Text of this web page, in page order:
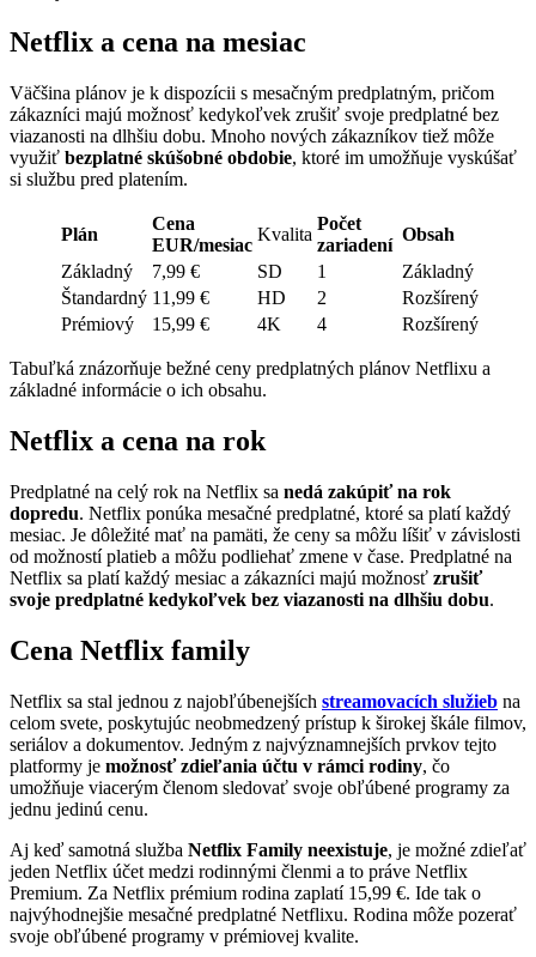
Netflix a cena na mesiac
Väčšina plánov je k dispozícii s mesačným predplatným, pričom
zákazníci majú možnosť kedykoľvek zrušiť svoje predplatné bez
viazanosti na dlhšiu dobu. Mnoho nových zákazníkov tiež môže
využiť bezplatné skúšobné obdobie, ktoré im umožňuje vyskúšať
si službu pred platením.
Plán
Cena
EUR/mesiac
Kvalita
Počet
zariadení
Obsah
Základný
7,99 € SD 1
Základný
Štandardný 11,99 € HD 2
Rozšírený
Prémiový
15,99 € 4K 4 Rozšírený
Tabuľká znázorňuje bežné ceny predplatných plánov Netflixu a
základné informácie o ich obsahu.
Netflix a cena na rok
Predplatné na celý rok na Netflix sa nedá zakúpiť na rok
dopredu. Netflix ponúka mesačné predplatné, ktoré sa platí každý
mesiac. Je dôležité mať na pamäti, že ceny sa môžu líšiť v závislosti
od možností platieb a môžu podliehať zmene v čase. Predplatné na
Netflix sa platí každý mesiac a zákazníci majú možnosť zrušiť
svoje predplatné kedykoľvek bez viazanosti na dlhšiu dobu.
Cena Netflix family
Netflix sa stal jednou z najobľúbenejších streamovacích služieb na
celom svete, poskytujúc neobmedzený prístup k širokej škále filmov,
seriálov a dokumentov. Jedným z najvýznamnejších prvkov tejto
platformy je možnosť zdieľania účtu v rámci rodiny, čo
umožňuje viacerým členom sledovať svoje obľúbené programy za
jednu jedinú cenu.
Aj keď samotná služba Netflix Family neexistuje, je možné zdieľať
jeden Netflix účet medzi rodinnými členmi a to práve Netflix
Premium. Za Netflix prémium rodina zaplatí 15,99 €. Ide tak o
najvýhodnejšie mesačné predplatné Netflixu. Rodina môže pozerať
svoje obľúbené programy v prémiovej kvalite.